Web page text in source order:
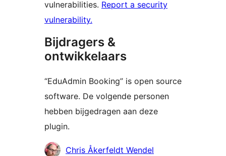
vulnerabilities. Report a security
vulnerability.
Bijdragers &
ontwikkelaars
“EduAdmin Booking” is open source
software. De volgende personen
hebben bijgedragen aan deze
plugin.
BijdragersChris Åkerfeldt Wendel